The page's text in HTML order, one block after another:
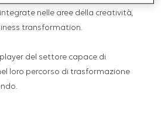
nelle aree della creatività,
transformation.
player del settore capace di
loro percorso di trasformazione